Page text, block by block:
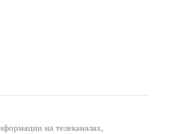
на телеканалах,